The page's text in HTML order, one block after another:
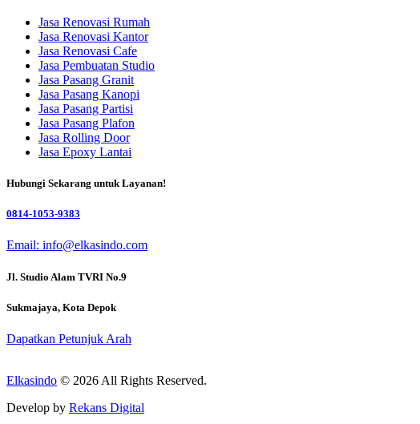
Jasa Renovasi Rumah
Jasa Renovasi Kantor
Jasa Renovasi Cafe
Jasa Pembuatan Studio
Jasa Pasang Granit
Jasa Pasang Kanopi
Jasa Pasang Partisi
Jasa Pasang Plafon
Jasa Rolling Door
Jasa Epoxy Lantai
Hubungi Sekarang untuk Layanan!
0814-1053-9383
Email: info@elkasindo.com
Jl. Studio Alam TVRI No.9
Sukmajaya, Kota Depok
Dapatkan Petunjuk Arah
Elkasindo © 2026 All Rights Reserved.
Develop by Rekans Digital